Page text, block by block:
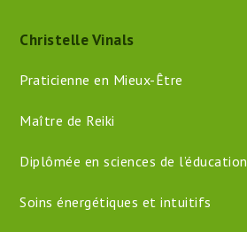
Christelle Vinals
Praticienne en Mieux-Être
Maître de Reiki
Diplômée en sciences de l’éducation
Soins énergétiques et intuitifs